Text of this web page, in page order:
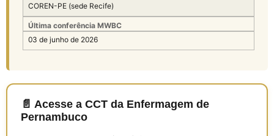
COREN-PE (sede Recife)
Última conferência MWBC
03 de junho de 2026
📄 Acesse a CCT da Enfermagem de
Pernambuco